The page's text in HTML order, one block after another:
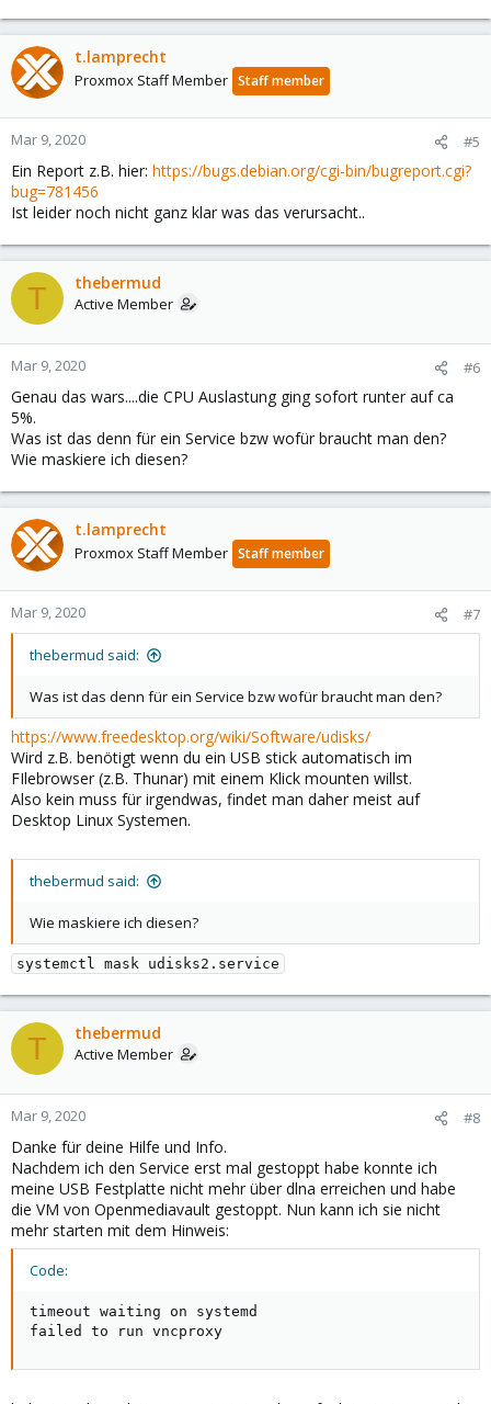
e
a
c
t
o
n
:
t.lamprecht
Proxmox Staff Member Staff member
Mar 9, 2020 #5
Ein Report z.B. hier: https://bugs.debian.org/cgi-bin/bugreport.cgi?
bug=781456
Ist leider noch nicht ganz klar was das verursacht..
T thebermud
Active Member
Mar 9, 2020 #6
Genau das wars....die CPU Auslastung ging sofort runter auf ca
5%.
Was ist das denn für ein Service bzw wofür braucht man den?
Wie maskiere ich diesen?
t.lamprecht
Proxmox Staff Member Staff member
Mar 9, 2020 #7
thebermud said:
Was ist das denn für ein Service bzw wofür braucht man den?
https://www.freedesktop.org/wiki/Software/udisks/
Wird z.B. benötigt wenn du ein USB stick automatisch im
FIlebrowser (z.B. Thunar) mit einem Klick mounten willst.
Also kein muss für irgendwas, findet man daher meist auf
Desktop Linux Systemen.
thebermud said:
Wie maskiere ich diesen?
systemctl mask udisks2.service
T thebermud
Active Member
Mar 9, 2020 #8
Danke für deine Hilfe und Info.
Nachdem ich den Service erst mal gestoppt habe konnte ich
meine USB Festplatte nicht mehr über dlna erreichen und habe
die VM von Openmediavault gestoppt. Nun kann ich sie nicht
mehr starten mit dem Hinweis:
Code:
timeout waiting on systemd
failed to run vncproxy